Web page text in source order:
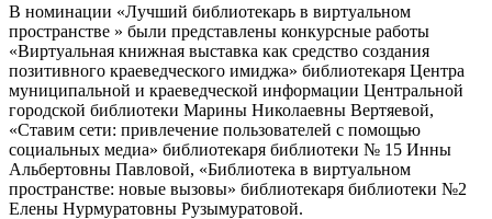
В номинации «Лучший библиотекарь в виртуальном
пространстве » были представлены конкурсные работы
«Виртуальная книжная выставка как средство создания
позитивного краеведческого имиджа» библиотекаря Центра
муниципальной и краеведческой информации Центральной
городской библиотеки Марины Николаевны Вертяевой,
«Ставим сети: привлечение пользователей с помощью
социальных медиа» библиотекаря библиотеки № 15 Инны
Альбертовны Павловой, «Библиотека в виртуальном
пространстве: новые вызовы» библиотекаря библиотеки №2
Елены Нурмуратовны Рузымуратовой.